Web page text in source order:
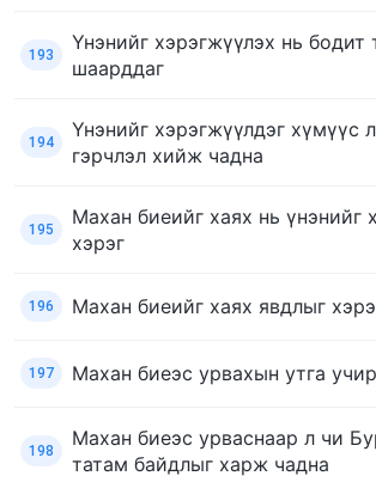
193
Үнэнийг хэрэгжүүлэх нь бодит
шаарддаг
194
Үнэнийг хэрэгжүүлдэг хүмүүс
гэрчлэл хийж чадна
195
Махан биеийг хаях нь үнэнийг
хэрэг
196 Махан биеийг хаях явдлыг
197 Махан биеэс урвахын утга учир
198
Махан биеэс урваснаар л чи
татам байдлыг харж чадна